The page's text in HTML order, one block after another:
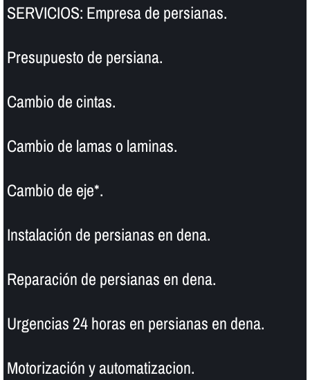
SERVICIOS: Empresa de persianas.
Presupuesto de persiana.
Cambio de cintas.
Cambio de lamas o laminas.
Cambio de eje*.
Instalación de persianas en dena.
Reparación de persianas en dena.
Urgencias 24 horas en persianas en dena.
Motorización y automatizacion.